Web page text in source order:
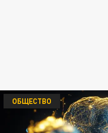
ОБЩЕСТВО